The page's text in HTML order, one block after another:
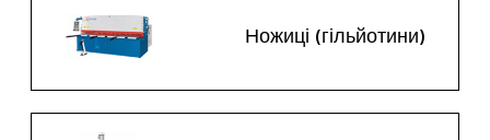
Ножиці (гільйотини)